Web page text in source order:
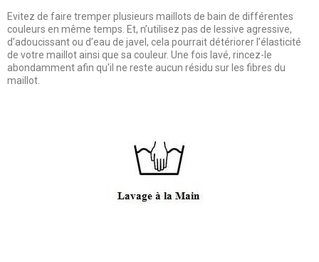
Evitez de faire tremper plusieurs maillots de bain de différentes
couleurs en même temps. Et, n’utilisez pas de lessive agressive,
d’adoucissant ou d’eau de javel, cela pourrait détériorer l’élasticité
de votre maillot ainsi que sa couleur. Une fois lavé, rincez-le
abondamment afin qu'il ne reste aucun résidu sur les fibres du
maillot.